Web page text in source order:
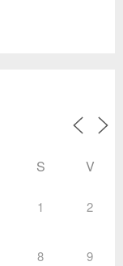
S V
1 2
8 9